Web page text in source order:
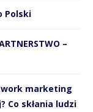
Polski
–
marketing
Co skłania ludzi